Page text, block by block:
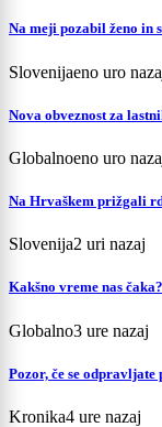
Na meji pozabil ženo in
Slovenijaeno uro
Nova obveznost za
Globalnoeno uro
Na Hrvaškem prižgali
Slovenija2 uri nazaj
Kakšno vreme nas
Globalno3 ure nazaj
Pozor, če se
Kronika4 ure nazaj